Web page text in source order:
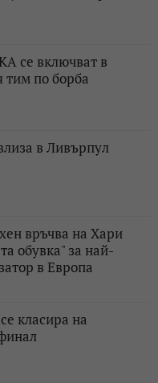
се включват в
тим по борба
в Ливърпул
връчва на Хари
обувка" за най-
в Европа
класира на